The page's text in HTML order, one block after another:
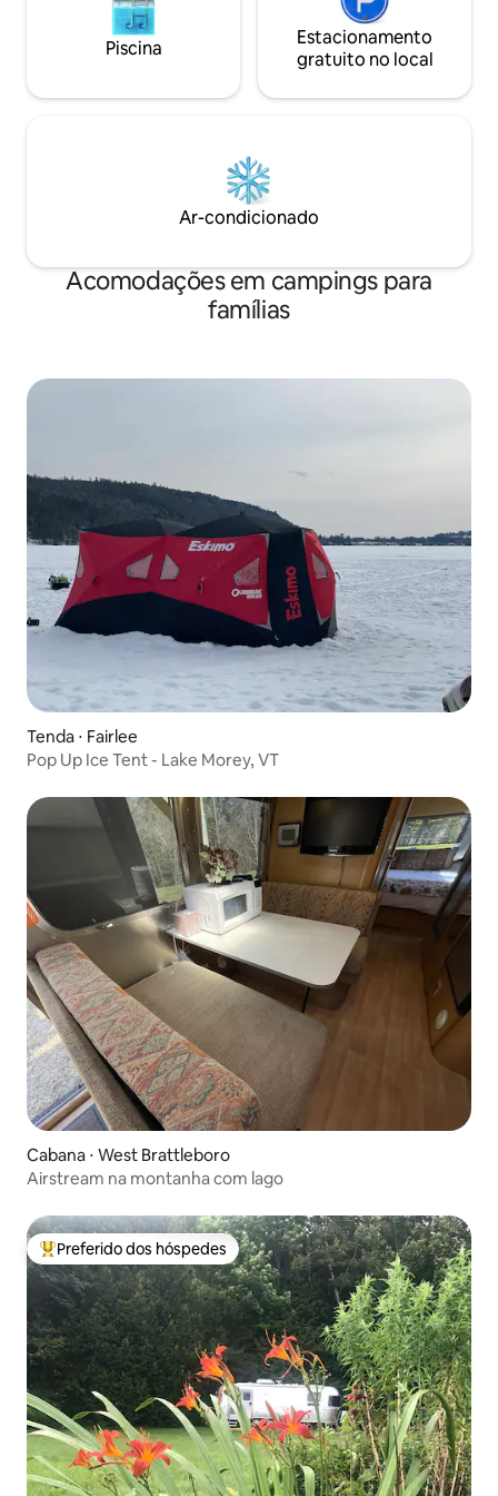
Piscina
Estacionamento
gratuito no local
Ar-condicionado
Acomodações em campings para
famílias
Tenda ⋅ Fairlee
Pop Up Ice Tent - Lake Morey, VT
Cabana ⋅ West Brattleboro
Airstream na montanha com lago
Entre os melhores preferidos dos hóspedes
Preferido dos hóspedes